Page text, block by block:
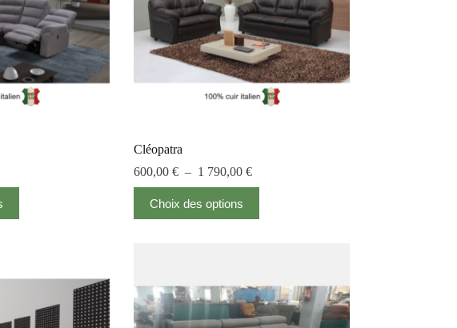
Cléopatra
600,00 € – 1 790,00 €
Choix des options